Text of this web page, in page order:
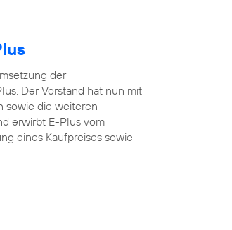
der
Der Vorstand hat nun mit
sowie die weiteren
erwirbt E-Plus vom
eines Kaufpreises sowie